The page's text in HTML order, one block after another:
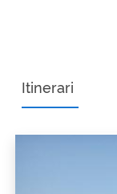
Itinerari